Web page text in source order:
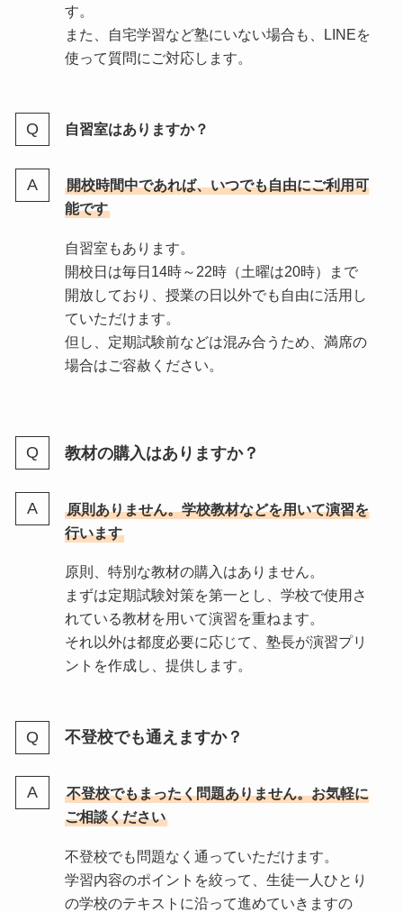
す。
また、自宅学習など塾にいない場合も、LINEを
使って質問にご対応します。
自習室はありますか？
開校時間中であれば、いつでも自由にご利用可
能です
自習室もあります。
開校日は毎日14時～22時（土曜は20時）まで
開放しており、授業の日以外でも自由に活用し
ていただけます。
但し、定期試験前などは混み合うため、満席の
場合はご容赦ください。
教材の購入はありますか？
原則ありません。学校教材などを用いて演習を
行います
原則、特別な教材の購入はありません。
まずは定期試験対策を第一とし、学校で使用さ
れている教材を用いて演習を重ねます。
それ以外は都度必要に応じて、塾長が演習プリ
ントを作成し、提供します。
不登校でも通えますか？
不登校でもまったく問題ありません。お気軽に
ご相談ください
不登校でも問題なく通っていただけます。
学習内容のポイントを絞って、生徒一人ひとり
の学校のテキストに沿って進めていきますの